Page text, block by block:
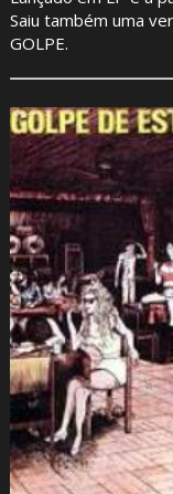
Saiu também uma
GOLPE.